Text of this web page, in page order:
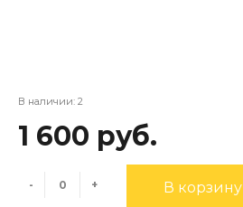
В наличии: 2
1 600 руб.
- + В корзину